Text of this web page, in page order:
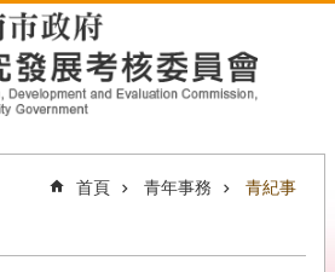
首頁 青年事務 青紀事